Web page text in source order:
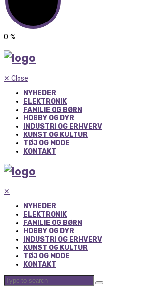
0 %
✕ Close
NYHEDER
ELEKTRONIK
FAMILIE OG BØRN
HOBBY OG DYR
INDUSTRI OG ERHVERV
KUNST OG KULTUR
TØJ OG MODE
KONTAKT
✕
NYHEDER
ELEKTRONIK
FAMILIE OG BØRN
HOBBY OG DYR
INDUSTRI OG ERHVERV
KUNST OG KULTUR
TØJ OG MODE
KONTAKT